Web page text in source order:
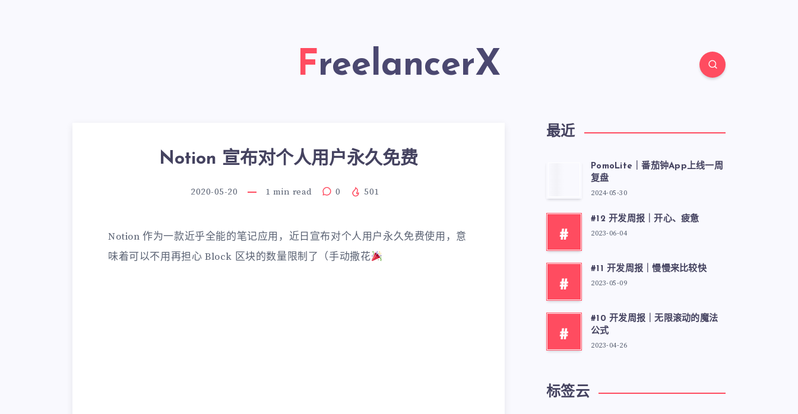
FreelancerX
Notion 宣布对个人用户永久免费
2020-05-20 1 min read 0 501
Notion 作为一款近乎全能的笔记应用，近日宣布对个人用户永久免费使用，意
味着可以不用再担心 Block 区块的数量限制了（手动撒花
最近
PomoLite｜番茄钟App上线一周
复盘
2024-05-30
#
#12 开发周报｜开心、疲惫
2023-06-04
#
#11 开发周报｜慢慢来比较快
2023-05-09
#
#10 开发周报｜无限滚动的魔法
公式
2023-04-26
标签云